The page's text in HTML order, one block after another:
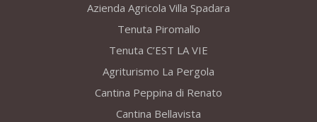
Azienda Agricola Villa Spadara
Tenuta Piromallo
Tenuta C’EST LA VIE
Agriturismo La Pergola
Cantina Peppina di Renato
Cantina Bellavista